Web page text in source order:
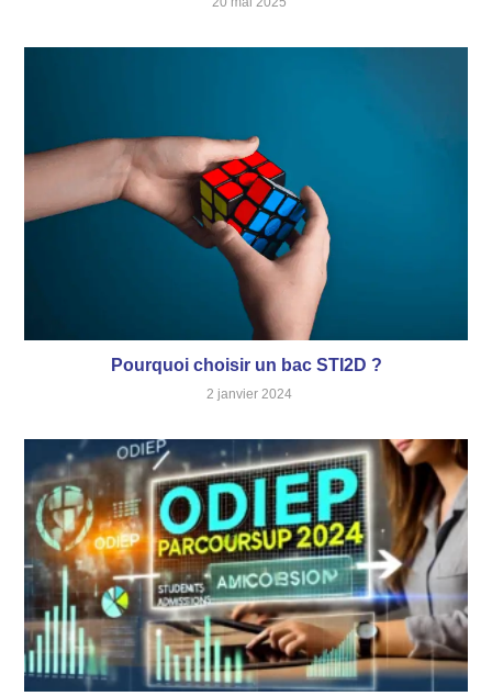
Pourquoi choisir un bac STI2D ?
2 janvier 2024